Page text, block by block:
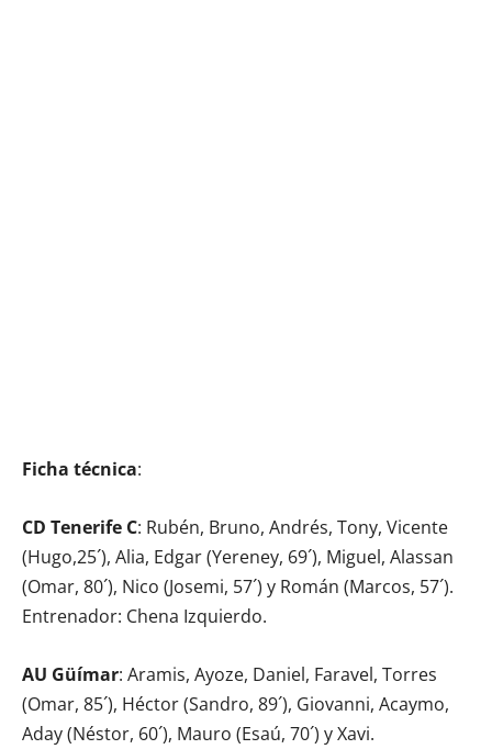
Ficha técnica:
CD Tenerife C: Rubén, Bruno, Andrés, Tony, Vicente
(Hugo,25´), Alia, Edgar (Yereney, 69´), Miguel, Alassan
(Omar, 80´), Nico (Josemi, 57´) y Román (Marcos, 57´).
Entrenador: Chena Izquierdo.
AU Güímar: Aramis, Ayoze, Daniel, Faravel, Torres
(Omar, 85´), Héctor (Sandro, 89´), Giovanni, Acaymo,
Aday (Néstor, 60´), Mauro (Esaú, 70´) y Xavi.